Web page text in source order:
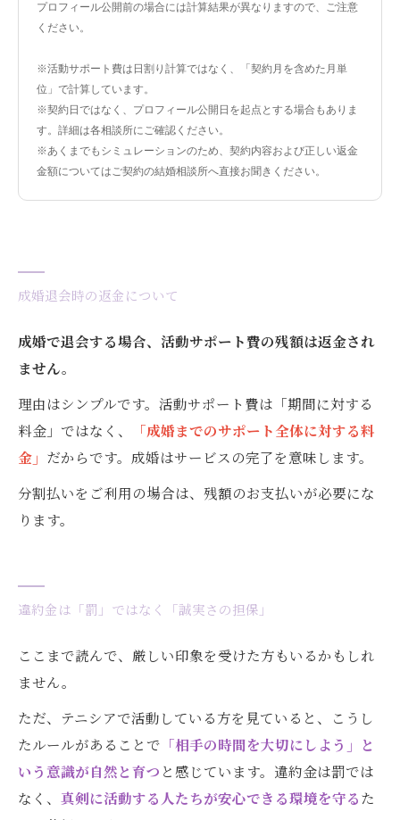
プロフィール公開前の場合には計算結果が異なりますので、ご注意
ください。
※活動サポート費は日割り計算ではなく、「契約月を含めた月単
位」で計算しています。
※契約日ではなく、プロフィール公開日を起点とする場合もありま
す。詳細は各相談所にご確認ください。
※あくまでもシミュレーションのため、契約内容および正しい返金
金額についてはご契約の結婚相談所へ直接お聞きください。
成婚退会時の返金について
成婚で退会する場合、活動サポート費の残額は返金され
ません。
理由はシンプルです。活動サポート費は「期間に対する
料金」ではなく、
「成婚までのサポート全体に対する料
金」 だからです。成婚はサービスの完了を意味します。
分割払いをご利用の場合は、残額のお支払いが必要にな
ります。
違約金は「罰」ではなく「誠実さの担保」
ここまで読んで、厳しい印象を受けた方もいるかもしれ
ません。
ただ、テニシアで活動している方を見ていると、こうし
たルールがあることで 「相手の時間を大切にしよう」と
いう意識が自然と育つ と感じています。違約金は罰では
なく、 真剣に活動する人たちが安心できる環境を守るた